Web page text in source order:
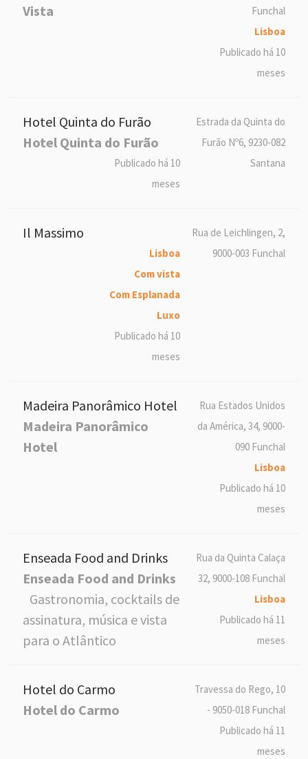
Vista
Funchal
Lisboa
Publicado há 10
meses
Hotel Quinta do Furão
Hotel Quinta do Furão
Estrada da Quinta do
Furão Nº6, 9230-082
Santana
Publicado há 10
meses
Il Massimo
Rua de Leichlingen, 2,
9000-003 Funchal
Lisboa
Com vista
Com Esplanada
Luxo
Publicado há 10
meses
Madeira Panorâmico Hotel
Madeira Panorâmico
Hotel
Rua Estados Unidos
da América, 34, 9000-
090 Funchal
Lisboa
Publicado há 10
meses
Enseada Food and Drinks
Enseada Food and Drinks
Gastronomia, cocktails de
assinatura, música e vista
para o Atlântico
Rua da Quinta Calaça
32, 9000-108 Funchal
Lisboa
Publicado há 11
meses
Hotel do Carmo
Hotel do Carmo
Travessa do Rego, 10
- 9050-018 Funchal
Publicado há 11
meses